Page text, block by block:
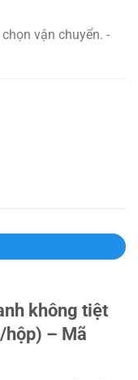
vận chuyển. -
không tiệt
– Mã